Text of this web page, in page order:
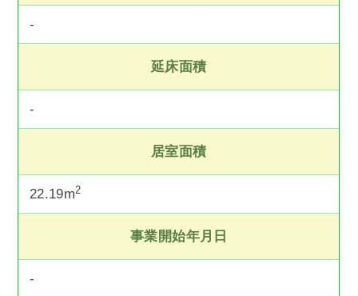
-
延床面積
-
居室面積
22.19m2
事業開始年月日
-